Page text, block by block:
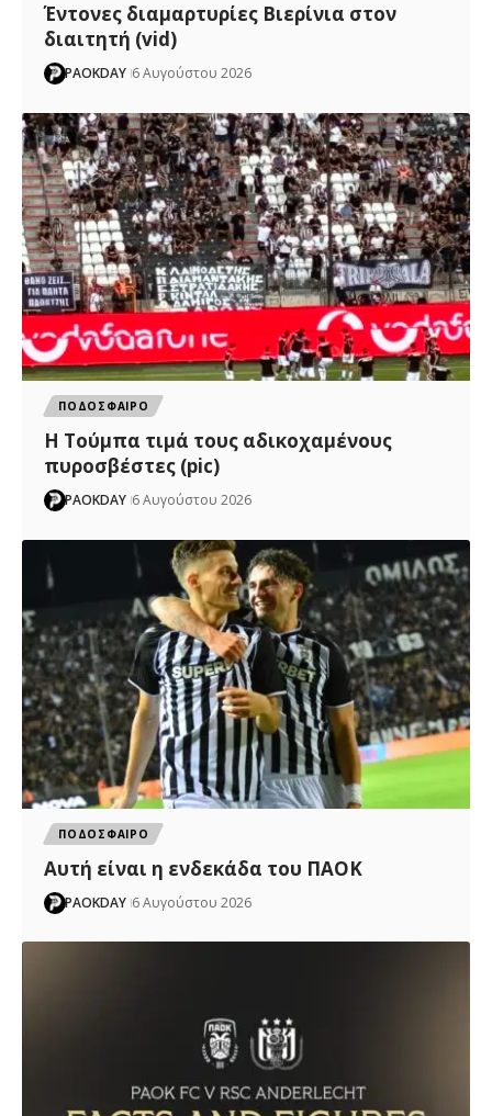
Έντονες διαμαρτυρίες Βιερίνια στον
διαιτητή (vid)
PAOKDAY 6 Αυγούστου 2026
ΠΟΔΟΣΦΑΙΡΟ
H Tούμπα τιμά τους αδικοχαμένους
πυροσβέστες (pic)
PAOKDAY 6 Αυγούστου 2026
ΠΟΔΟΣΦΑΙΡΟ
Αυτή είναι η ενδεκάδα του ΠΑΟΚ
PAOKDAY 6 Αυγούστου 2026